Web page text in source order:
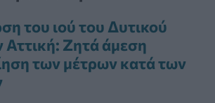
του ιού του Δυτικού
Αττική: Ζητά άμεση
των μέτρων κατά των